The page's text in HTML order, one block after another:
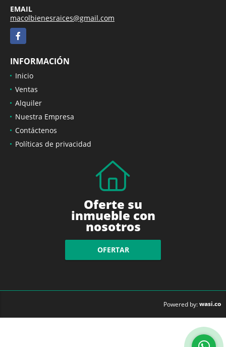
EMAIL
macolbienesraices@gmail.com
Facebook
INFORMACIÓN
Inicio
Ventas
Alquiler
Nuestra Empresa
Contáctenos
Políticas de privacidad
Oferte su
inmueble con
nosotros
OFERTAR
Powered by:wasi.co